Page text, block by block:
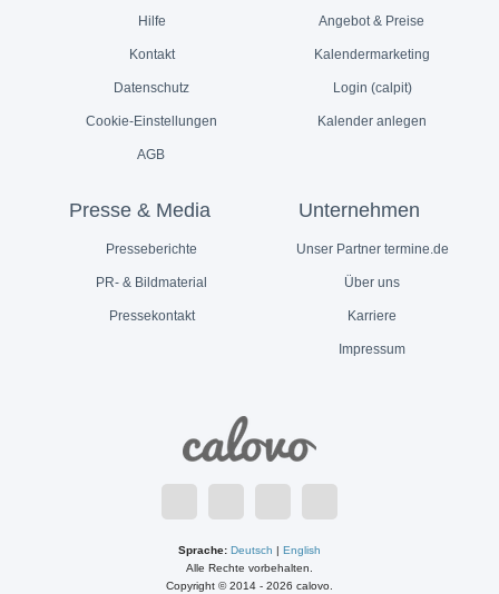
Hilfe
Kontakt
Datenschutz
Cookie-Einstellungen
AGB
Angebot & Preise
Kalendermarketing
Login (calpit)
Kalender anlegen
Presse & Media
Presseberichte
PR- & Bildmaterial
Pressekontakt
Unternehmen
Unser Partner termine.de
Über uns
Karriere
Impressum
Sprache: Deutsch | English
Alle Rechte vorbehalten.
Copyright © 2014 - 2026 calovo.